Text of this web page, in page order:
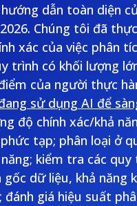
dẫn toàn diện
Chúng tôi đã
xác của việc phân
trình có khối lượng
của người thực
sử dụng AI để
độ chính xác/khả
tạp; phân loại ở
kiểm tra các
gốc dữ liệu, khả năng
đánh giá hiệu suất